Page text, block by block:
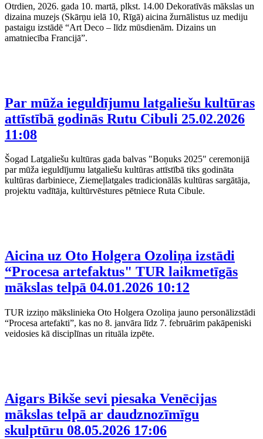
Otrdien, 2026. gada 10. martā, plkst. 14.00 Dekoratīvās mākslas un
dizaina muzejs (Skārņu ielā 10, Rīgā) aicina žurnālistus uz mediju
pastaigu izstādē “Art Deco – līdz mūsdienām. Dizains un
amatniecība Francijā”.
Par mūža ieguldījumu latgaliešu kultūras
attīstībā godinās Rutu Cibuli 25.02.2026
11:08
Šogad Latgaliešu kultūras gada balvas "Boņuks 2025" ceremonijā
par mūža ieguldījumu latgaliešu kultūras attīstībā tiks godināta
kultūras darbiniece, Ziemeļlatgales tradicionālās kultūras sargātāja,
projektu vadītāja, kultūrvēstures pētniece Ruta Cibule.
Aicina uz Oto Holgera Ozoliņa izstādi
“Procesa artefaktus" TUR laikmetīgās
mākslas telpā 04.01.2026 10:12
TUR izziņo mākslinieka Oto Holgera Ozoliņa jauno personālizstādi
“Procesa artefakti”, kas no 8. janvāra līdz 7. februārim pakāpeniski
veidosies kā disciplīnas un rituāla izpēte.
Aigars Bikše sevi piesaka Venēcijas
mākslas telpā ar daudznozīmīgu
skulptūru 08.05.2026 17:06